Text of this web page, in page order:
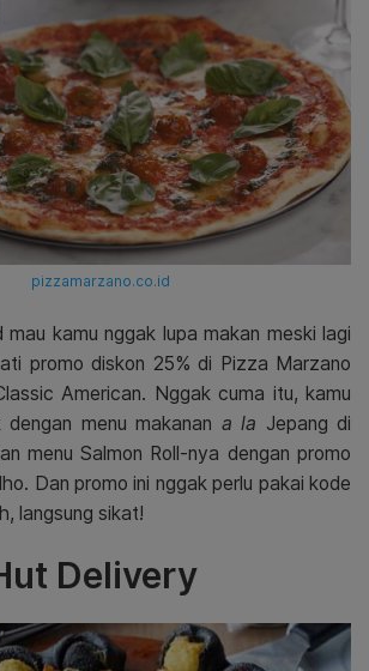
pizzamarzano.co.id
mau kamu nggak lupa makan meski lagi
promo diskon 25% di Pizza Marzano
American. Nggak cuma itu, kamu
menu makanan a la Jepang di
menu Salmon Roll-nya dengan promo
Dan promo ini nggak perlu pakai kode
langsung sikat!
Delivery